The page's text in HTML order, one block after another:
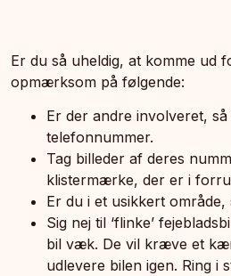
Er du så uheldig, at komme ud
opmærksom på følgende:
Er der andre involveret,
telefonnummer.
Tag billeder af deres
klistermærke, der er i
Er du i et usikkert
Sig nej til ‘flinke’
bil væk. De vil kræve et
udlevere bilen igen. Ring i